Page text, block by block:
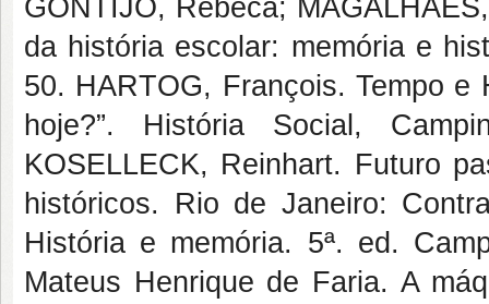
GONTIJO, Rebeca;
da história escolar: memória e
50. HARTOG, François. Tempo e
hoje?”. História Social,
KOSELLECK, Reinhart. Futuro
históricos. Rio de Janeiro:
História e memória. 5ª. ed.
Mateus Henrique de Faria. A